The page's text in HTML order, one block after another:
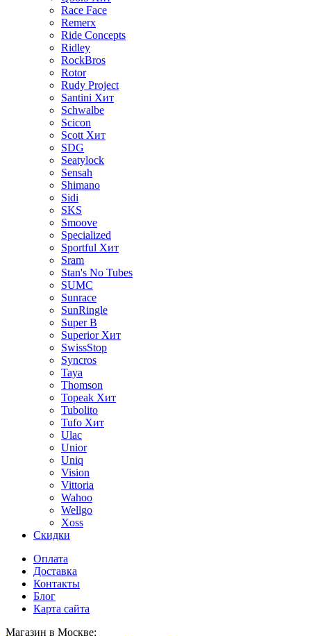
Race Face
Remerx
Ride Concepts
Ridley
RockBros
Rotor
Rudy Project
Santini Хит
Schwalbe
Scicon
Scott Хит
SDG
Seatylock
Sensah
Shimano
Sidi
SKS
Smoove
Specialized
Sportful Хит
Sram
Stan's No Tubes
SUMC
Sunrace
SunRingle
Super B
Superior Хит
SwissStop
Syncros
Taya
Thomson
Topeak Хит
Tubolito
Tufo Хит
Ulac
Unior
Uniq
Vision
Vittoria
Wahoo
Wellgo
Xoss
Скидки
Оплата
Доставка
Контакты
Блог
Карта сайта
Магазин в Москве: